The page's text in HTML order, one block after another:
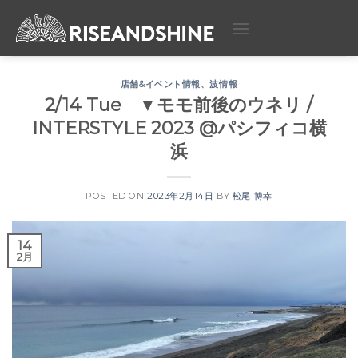
店舗&イベント情報 、波情報
2/14 Tue ▼モモ前後のウネリ /
INTERSTYLE 2023 @パシフィコ横
浜
POSTED ON 2023年2月14日 BY 松尾 博幸
14
2月